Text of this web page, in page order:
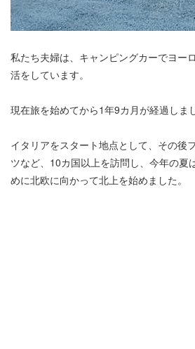
私たち夫婦は、キャンピングカーでヨー
活をしています。
現在旅を始めてから1年9カ月が経過しま
イタリアをスタート地点として、その後
ツなど、10カ国以上を訪問し、今年の夏
めに北欧に向かって北上を始めました。